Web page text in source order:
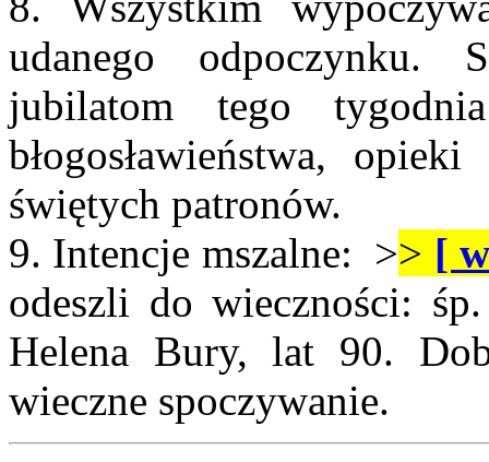
udanego odpoczynku.
jubilatom tego
błogosławieństwa,
świętych patronów.
9. Intencje mszalne: >> [
odeszli do wieczności:
Helena Bury, lat 90.
wieczne spoczywanie.